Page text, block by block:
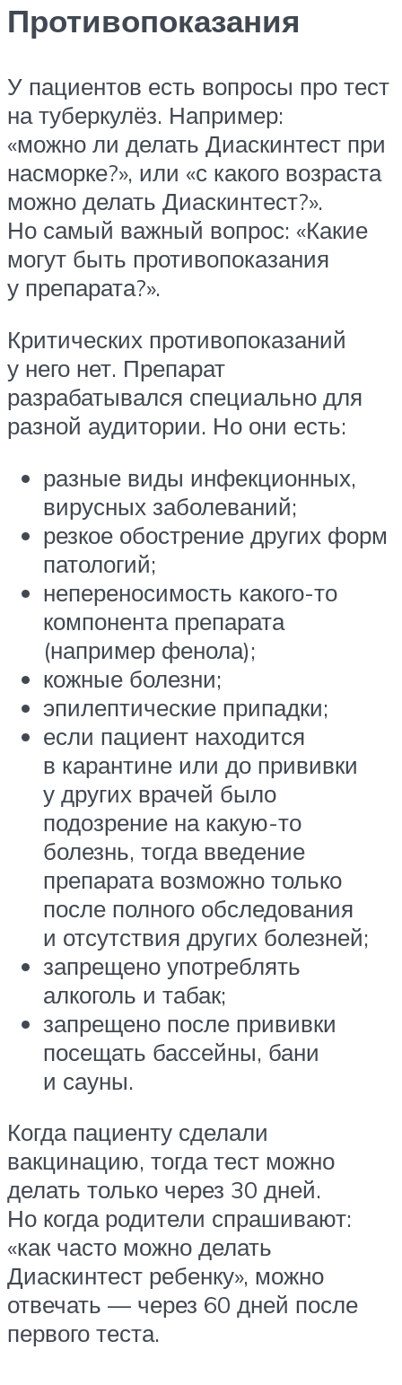
Противопоказания
У пациентов есть вопросы про тест
на туберкулёз. Например:
«можно ли делать Диаскинтест при
насморке?», или «с какого возраста
можно делать Диаскинтест?».
Но самый важный вопрос: «Какие
могут быть противопоказания
у препарата?».
Критических противопоказаний
у него нет. Препарат
разрабатывался специально для
разной аудитории. Но они есть:
разные виды инфекционных,
вирусных заболеваний;
резкое обострение других форм
патологий;
непереносимость какого-то
компонента препарата
(например фенола);
кожные болезни;
эпилептические припадки;
если пациент находится
в карантине или до прививки
у других врачей было
подозрение на какую-то
болезнь, тогда введение
препарата возможно только
после полного обследования
и отсутствия других болезней;
запрещено употреблять
алкоголь и табак;
запрещено после прививки
посещать бассейны, бани
и сауны.
Когда пациенту сделали
вакцинацию, тогда тест можно
делать только через 30 дней.
Но когда родители спрашивают:
«как часто можно делать
Диаскинтест ребенку», можно
отвечать — через 60 дней после
первого теста.